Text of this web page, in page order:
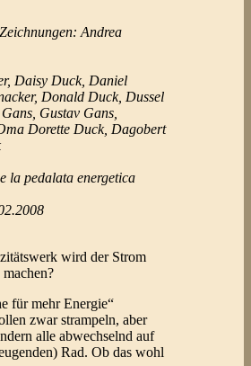
Andrea
Daisy Duck, Daniel
Donald Duck, Dussel
Gustav Gans,
Dorette Duck, Dagobert
la pedalata energetica
wird der Strom
für mehr Energie“
zwar strampeln, aber
alle abwechselnd auf
Rad. Ob das wohl